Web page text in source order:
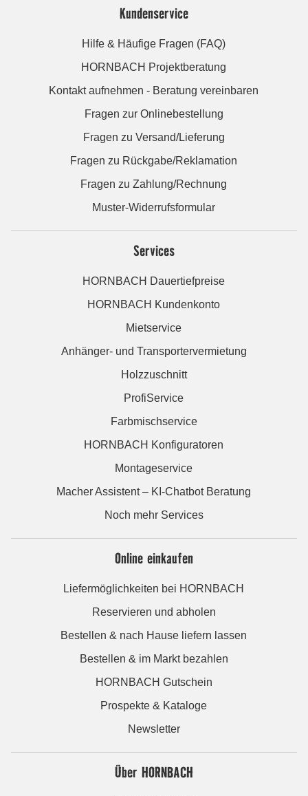
Kundenservice
Hilfe & Häufige Fragen (FAQ)
HORNBACH Projektberatung
Kontakt aufnehmen - Beratung vereinbaren
Fragen zur Onlinebestellung
Fragen zu Versand/Lieferung
Fragen zu Rückgabe/Reklamation
Fragen zu Zahlung/Rechnung
Muster-Widerrufsformular
Services
HORNBACH Dauertiefpreise
HORNBACH Kundenkonto
Mietservice
Anhänger- und Transportervermietung
Holzzuschnitt
ProfiService
Farbmischservice
HORNBACH Konfiguratoren
Montageservice
Macher Assistent – KI-Chatbot Beratung
Noch mehr Services
Online einkaufen
Liefermöglichkeiten bei HORNBACH
Reservieren und abholen
Bestellen & nach Hause liefern lassen
Bestellen & im Markt bezahlen
HORNBACH Gutschein
Prospekte & Kataloge
Newsletter
Über HORNBACH